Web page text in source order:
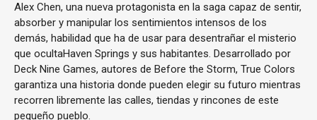
Alex Chen, una nueva protagonista en la saga capaz de sentir,
absorber y manipular los sentimientos intensos de los
demás, habilidad que ha de usar para desentrañar el misterio
que ocultaHaven Springs y sus habitantes. Desarrollado por
Deck Nine Games, autores de Before the Storm, True Colors
garantiza una historia donde pueden elegir su futuro mientras
recorren libremente las calles, tiendas y rincones de este
pequeño pueblo.